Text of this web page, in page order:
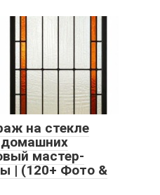
на стекле
мастер-
| (120+ Фото &